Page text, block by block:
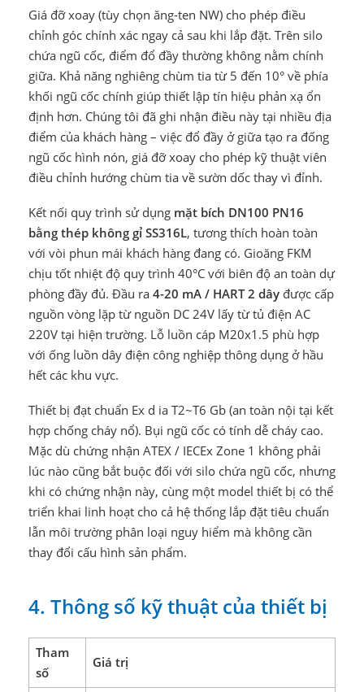
Giá đỡ xoay (tùy chọn ăng-ten NW) cho phép điều
chỉnh góc chính xác ngay cả sau khi lắp đặt. Trên silo
chứa ngũ cốc, điểm đổ đầy thường không nằm chính
giữa. Khả năng nghiêng chùm tia từ 5 đến 10° về phía
khối ngũ cốc chính giúp thiết lập tín hiệu phản xạ ổn
định hơn. Chúng tôi đã ghi nhận điều này tại nhiều địa
điểm của khách hàng – việc đổ đầy ở giữa tạo ra đống
ngũ cốc hình nón, giá đỡ xoay cho phép kỹ thuật viên
điều chỉnh hướng chùm tia về sườn dốc thay vì đỉnh.
Kết nối quy trình sử dụng mặt bích DN100 PN16
bằng thép không gỉ SS316L, tương thích hoàn toàn
với vòi phun mái khách hàng đang có. Gioăng FKM
chịu tốt nhiệt độ quy trình 40°C với biên độ an toàn dự
phòng đầy đủ. Đầu ra 4-20 mA / HART 2 dâyđược cấp
nguồn vòng lặp từ nguồn DC 24V lấy từ tủ điện AC
220V tại hiện trường. Lỗ luồn cáp M20x1.5 phù hợp
với ống luồn dây điện công nghiệp thông dụng ở hầu
hết các khu vực.
Thiết bị đạt chuẩn Ex d ia T2~T6 Gb (an toàn nội tại kết
hợp chống cháy nổ). Bụi ngũ cốc có tính dễ cháy cao.
Mặc dù chứng nhận ATEX / IECEx Zone 1 không phải
lúc nào cũng bắt buộc đối với silo chứa ngũ cốc, nhưng
khi có chứng nhận này, cùng một model thiết bị có thể
triển khai linh hoạt cho cả hệ thống lắp đặt tiêu chuẩn
lẫn môi trường phân loại nguy hiểm mà không cần
thay đổi cấu hình sản phẩm.
4. Thông số kỹ thuật của thiết bị
Tham
số
Giá trị